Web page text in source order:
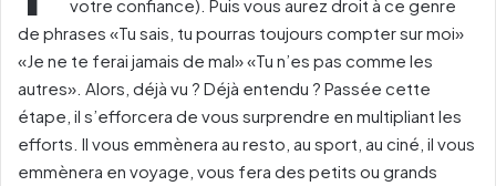
votre confiance). Puis vous aurez droit à ce genre
de phrases «Tu sais, tu pourras toujours compter sur moi»
«Je ne te ferai jamais de mal» «Tu n’es pas comme les
autres». Alors, déjà vu ? Déjà entendu ? Passée cette
étape, il s’efforcera de vous surprendre en multipliant les
efforts. Il vous emmènera au resto, au sport, au ciné, il vous
emmènera en voyage, vous fera des petits ou grands